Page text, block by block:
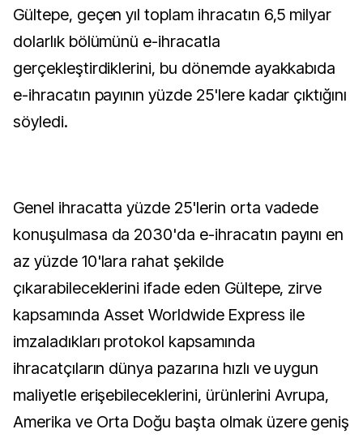
Gültepe, geçen yıl toplam ihracatın 6,5 milyar
dolarlık bölümünü e-ihracatla
gerçekleştirdiklerini, bu dönemde ayakkabıda
e-ihracatın payının yüzde 25'lere kadar çıktığını
söyledi.
Genel ihracatta yüzde 25'lerin orta vadede
konuşulmasa da 2030'da e-ihracatın payını en
az yüzde 10'lara rahat şekilde
çıkarabileceklerini ifade eden Gültepe, zirve
kapsamında Asset Worldwide Express ile
imzaladıkları protokol kapsamında
ihracatçıların dünya pazarına hızlı ve uygun
maliyetle erişebileceklerini, ürünlerini Avrupa,
Amerika ve Orta Doğu başta olmak üzere geniş